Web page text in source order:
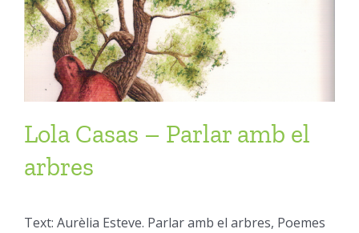
Lola Casas – Parlar amb el
arbres
Text: Aurèlia Esteve. Parlar amb el arbres, Poemes